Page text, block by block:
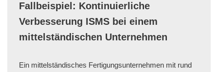
Fallbeispiel: Kontinuierliche
Verbesserung ISMS bei einem
mittelständischen Unternehmen
Ein mittelständisches Fertigungsunternehmen mit rund